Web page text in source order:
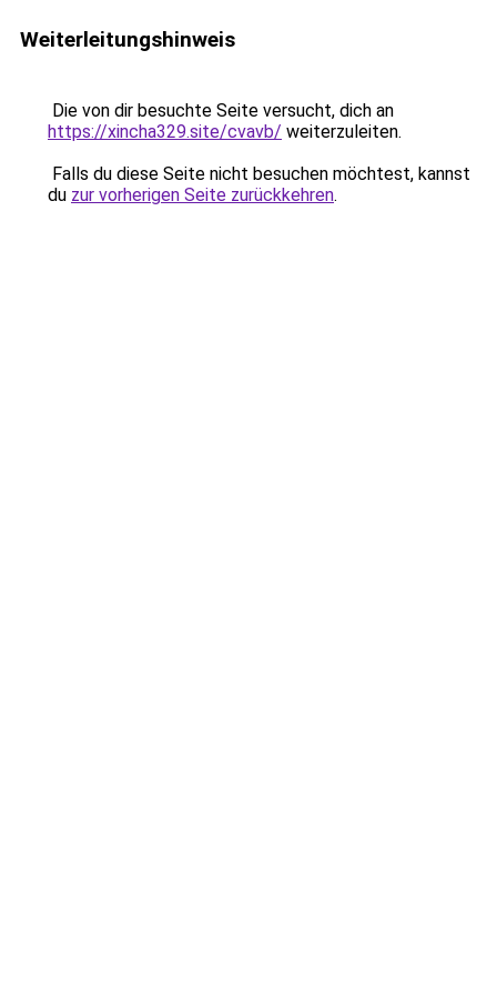
Weiterleitungshinweis
Die von dir besuchte Seite versucht, dich an
https://xincha329.site/cvavb/ weiterzuleiten.
Falls du diese Seite nicht besuchen möchtest, kannst
du zur vorherigen Seite zurückkehren.